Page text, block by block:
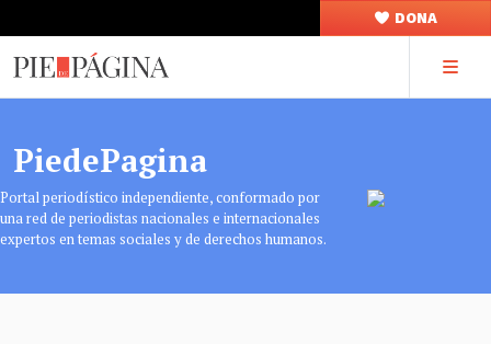
DONA
PiedePagina
Portal periodístico independiente, conformado por
una red de periodistas nacionales e internacionales
expertos en temas sociales y de derechos humanos.